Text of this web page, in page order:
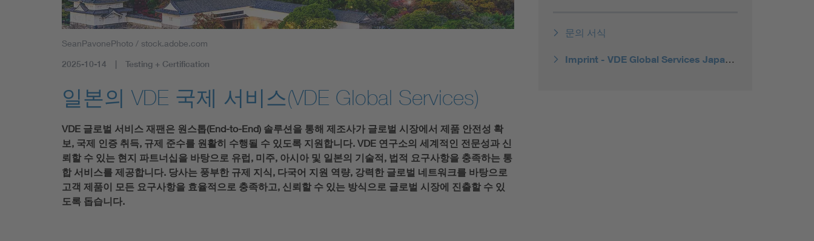
SeanPavonePhoto / stock.adobe.com
2025-10-14 Testing + Certification
일본의 VDE 국제 서비스(VDE Global Services)
VDE 글로벌 서비스 재팬은 원스톱(End-to-End) 솔루션을 통해 제조사가 글로벌 시장에서 제품 안전성 확
보, 국제 인증 취득, 규제 준수를 원활히 수행될 수 있도록 지원합니다. VDE 연구소의 세계적인 전문성과 신
뢰할 수 있는 현지 파트너십을 바탕으로 유럽, 미주, 아시아 및 일본의 기술적, 법적 요구사항을 충족하는 통
합 서비스를 제공합니다. 당사는 풍부한 규제 지식, 다국어 지원 역량, 강력한 글로벌 네트워크를 바탕으로
고객 제품이 모든 요구사항을 효율적으로 충족하고, 신뢰할 수 있는 방식으로 글로벌 시장에 진출할 수 있
도록 돕습니다.
문의 서식
Imprint - VDE Global Services Japan Co., Ltd.